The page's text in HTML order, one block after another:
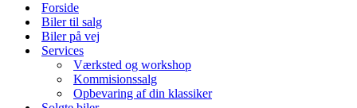
Forside
Biler til salg
Biler på vej
Services
Værksted og workshop
Kommisionssalg
Opbevaring af din klassiker